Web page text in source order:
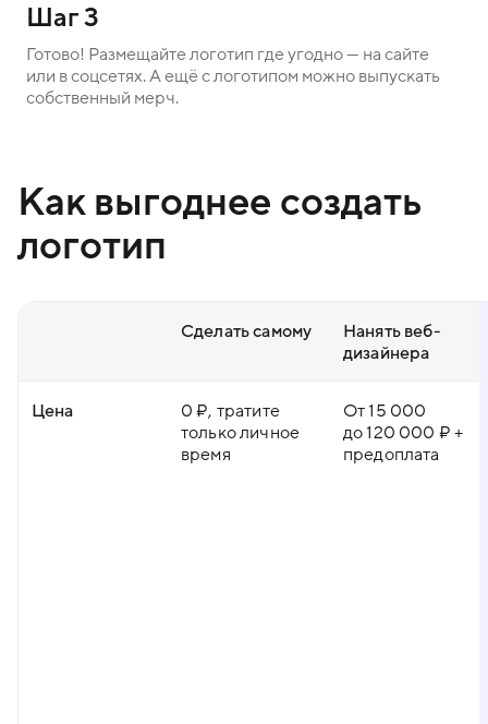
Шаг 3
Готово! Размещайте логотип где угодно — на сайте
или в соцсетях. А ещё с логотипом можно выпускать
собственный мерч.
Как выгоднее создать
логотип
Сделать самому
Нанять веб-
дизайнера
Цена
0 ₽, тратите
только личное
время
От 15 000
до 120 000 ₽ +
предоплата